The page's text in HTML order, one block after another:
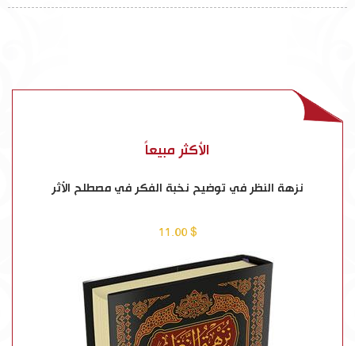
الأكثر مبيعاً
جامع الأصول في أحاديث الرسول 1-13
$ 250.00